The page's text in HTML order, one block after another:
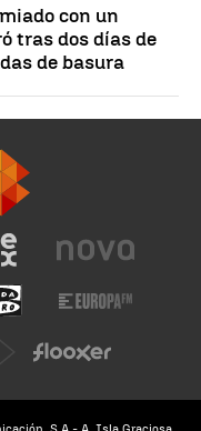
con un
tras dos días de
de basura